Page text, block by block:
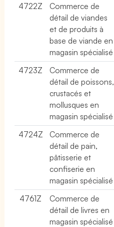
4722Z
Commerce de
détail de viandes
et de produits à
base de viande en
magasin spécialisé
4723Z
Commerce de
détail de poissons,
crustacés et
mollusques en
magasin spécialisé
4724Z
Commerce de
détail de pain,
pâtisserie et
confiserie en
magasin spécialisé
4761Z
Commerce de
détail de livres en
magasin spécialisé